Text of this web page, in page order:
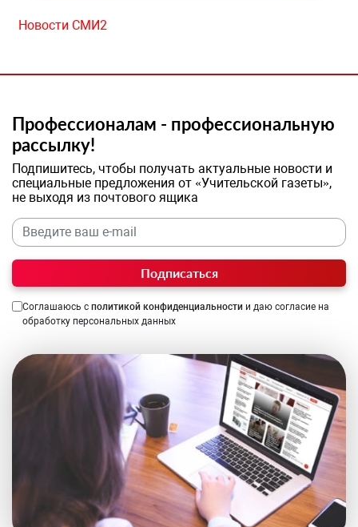
Новости СМИ2
Профессионалам - профессиональную
рассылку!
Подпишитесь, чтобы получать актуальные новости и
специальные предложения от «Учительской газеты»,
не выходя из почтового ящика
Подписаться
Соглашаюсь с политикой конфиденциальности и даю согласие на
обработку персональных данных